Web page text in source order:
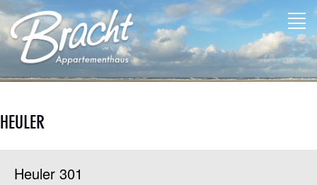
HEULER
Heuler 301